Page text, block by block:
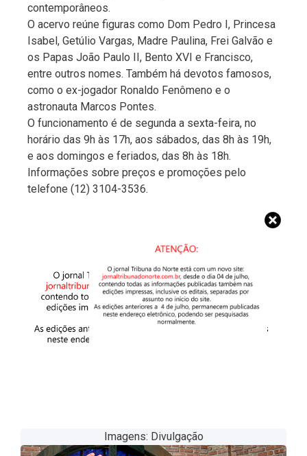
contemporâneos.
O acervo reúne figuras como Dom Pedro I, Princesa
Isabel, Getúlio Vargas, Madre Paulina, Frei Galvão e
os Papas João Paulo II, Bento XVI e Francisco,
entre outros nomes. Também há devotos famosos,
como o ex-jogador Ronaldo Fenômeno e o
astronauta Marcos Pontes.
O funcionamento é de segunda a sexta-feira, no
horário das 9h às 17h, aos sábados, das 8h às 19h,
e aos domingos e feriados, das 8h às 18h.
Informações sobre preços e promoções pelo
telefone (12) 3104-3536.
Imagens: Divulgação